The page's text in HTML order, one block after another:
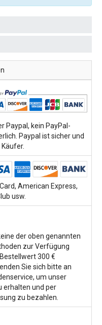
Paypal, kein PayPal-
Paypal ist sicher und
American Express,
usw.
der oben genannten
zur Verfügung
300 €
Sie sich bitte an
um unser
erhalten und per
zu bezahlen.